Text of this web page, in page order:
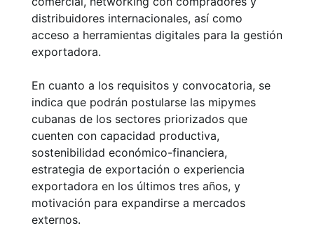
distribuidores internacionales, así como
acceso a herramientas digitales para la gestión
exportadora.
En cuanto a los requisitos y convocatoria, se
indica que podrán postularse las mipymes
cubanas de los sectores priorizados que
cuenten con capacidad productiva,
sostenibilidad económico-financiera,
estrategia de exportación o experiencia
exportadora en los últimos tres años, y
motivación para expandirse a mercados
externos.